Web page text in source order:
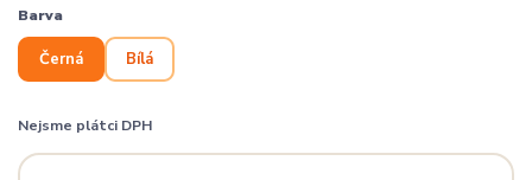
Barva
Černá Bílá
Nejsme plátci DPH